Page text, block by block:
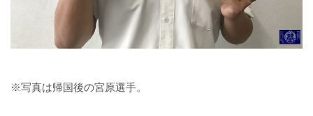
※写真は帰国後の宮原選手。